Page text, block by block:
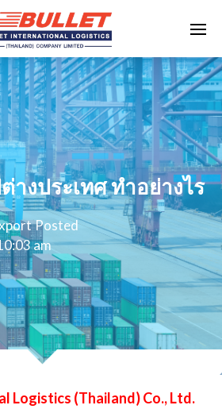
างประเทศ ทำอย่างไร
Posted
am
Logistics (Thailand) Co., Ltd.